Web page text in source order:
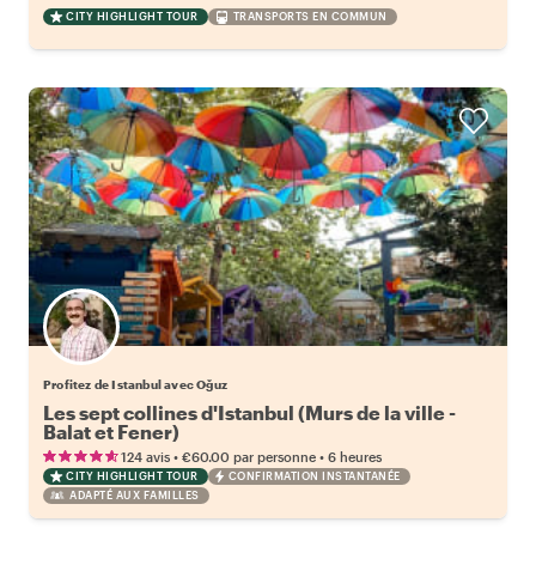
CITY HIGHLIGHT TOUR TRANSPORTS EN COMMUN
Profitez de Istanbul avec Oğuz
Les sept collines d'Istanbul (Murs de la ville -
Balat et Fener)
124 avis • €60.00 par personne • 6 heures
CITY HIGHLIGHT TOUR
CONFIRMATION INSTANTANÉE
ADAPTÉ AUX FAMILLES